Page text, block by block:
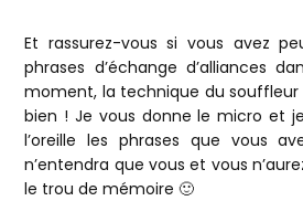
Et rassurez-vous si vous avez
phrases d’échange d’alliances
moment, la technique du
bien ! Je vous donne le micro et
l’oreille les phrases que vous
n’entendra que vous et vous
le trou de mémoire 🙂